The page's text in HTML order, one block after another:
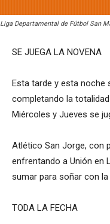
Liga Departamental de Fútbol San
SE JUEGA LA NOVENA
Esta tarde y esta noche
completando la
Miércoles y Jueves se
Atlético San Jorge, con
enfrentando a Unión en
sumar para soñar con
TODA LA FECHA